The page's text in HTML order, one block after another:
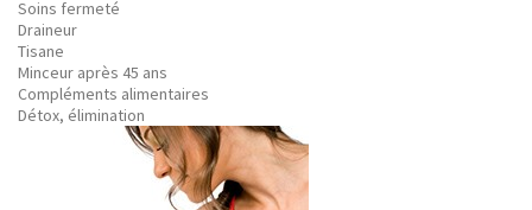
Soins fermeté
Draineur
Tisane
Minceur après 45 ans
Compléments alimentaires
Détox, élimination